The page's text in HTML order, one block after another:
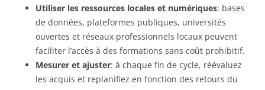
Utiliser les ressources locales et numériques: bases
de données, plateformes publiques, universités
ouvertes et réseaux professionnels locaux peuvent
faciliter l’accès à des formations sans coût prohibitif.
Mesurer et ajuster: à chaque fin de cycle, réévaluez
les acquis et replanifiez en fonction des retours du